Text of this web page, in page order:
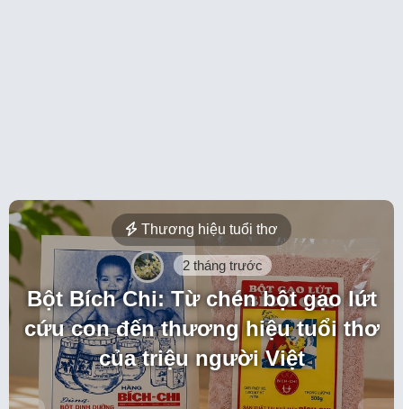
Thương hiệu tuổi thơ
2 tháng trước
Bột Bích Chi: Từ chén bột gạo lứt
cứu con đến thương hiệu tuổi thơ
của triệu người Việt